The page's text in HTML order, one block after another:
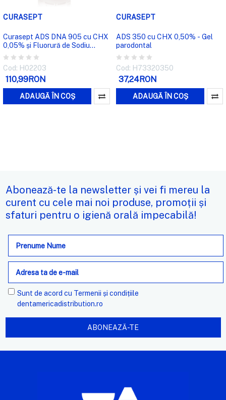
CURASEPT
Curasept ADS DNA 905 cu CHX
0,05% și Fluorură de Sodiu
0,05% - Apă de gură
Cod: H02203
110,99RON
ADAUGĂ ÎN COȘ
CURASEPT
ADS 350 cu CHX 0,50% - Gel
parodontal
Cod: H73320350
37,24RON
ADAUGĂ ÎN COȘ
Abonează-te la newsletter și vei fi mereu la
curent cu cele mai noi produse, promoții și
sfaturi pentru o igienă orală impecabilă!
Adresa
e-
mail
Sunt de acord cu Termenii și condițiile
dentamericadistribution.ro